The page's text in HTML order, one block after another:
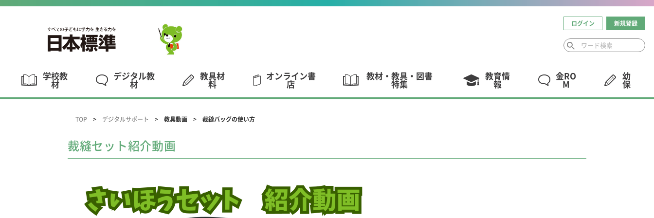
ログイン 新規登録
学校教
材
デジタル教
材
教具材
料
オンライン書
店
教材・教具・図書
特集
教育情
報
金RO
M
幼
保
TOP デジタルサポート 教具動画 裁縫バッグの使い方
裁縫セット紹介動画